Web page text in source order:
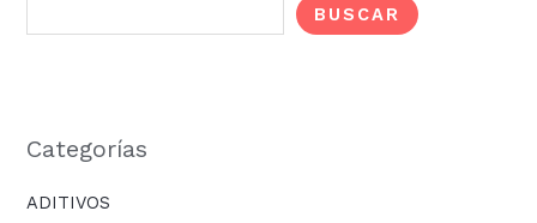
BUSCAR
Categorías
ADITIVOS